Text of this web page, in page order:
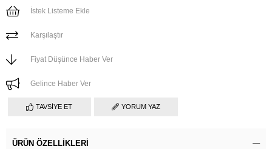
İstek Listeme Ekle
Karşılaştır
Fiyat Düşünce Haber Ver
Gelince Haber Ver
TAVSIYE ET YORUM YAZ
ÜRÜN ÖZELLIKLERI